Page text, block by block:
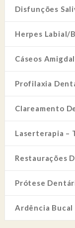
Disfunções
Herpes Labial/
Cáseos
Profilaxia
Clareamento
Laserterapia –
Restaurações
Prótese
Ardência Bucal